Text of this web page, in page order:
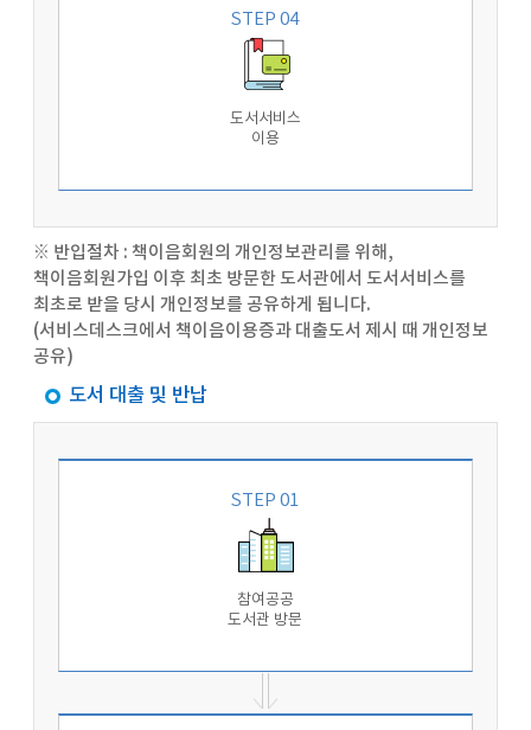
STEP 04
도서서비스
이용
※ 반입절차 : 책이음회원의 개인정보관리를 위해,
책이음회원가입 이후 최초 방문한 도서관에서 도서서비스를
최초로 받을 당시 개인정보를 공유하게 됩니다.
(서비스데스크에서 책이음이용증과 대출도서 제시 때 개인정보
공유)
도서 대출 및 반납
STEP 01
참여공공
도서관 방문